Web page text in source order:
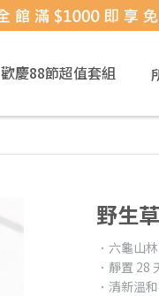
歡慶88節超值套組
野生
．六龜山
．靜置 28
．清新溫